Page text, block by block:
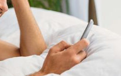
La sieste empêche-t-elle
de dormir la nuit ?